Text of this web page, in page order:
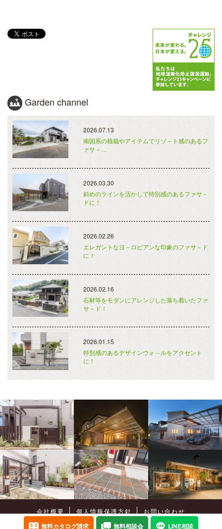
Garden channel
2026.07.13
南国系の植栽やアイテムでリゾ－ト感のあるフ
ァサ－…
2026.03.30
斜めのラインを活かして特別感のあるファサ－
ドに！
2026.02.26
エレガントなヨ－ロピアンな印象のファサ－ド
に！
2026.02.16
石材等をモダンにアレンジした落ち着いたファ
サ－ド！
2026.01.15
特別感のあるデザインウォ－ルをアクセント
に！
会社概要 個人情報保護方針
お問い合わせ
Copyright©癒樹工房All Rights Reserved.
無料カタログ請求 無料相談会 LINE相談